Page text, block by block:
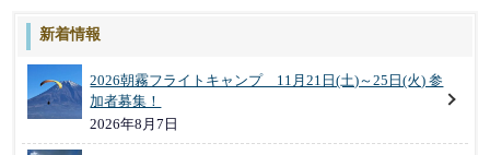
新着情報
2026朝霧フライトキャンプ 11月21日(土)～25日(火) 参
加者募集！
2026年8月7日